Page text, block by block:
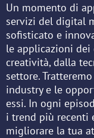
Un momento di
servizi del digital
sofisticato e
le applicazioni
creatività, dalla
settore.
industry e le
essi. In ogni
i trend più recenti
migliorare la tua